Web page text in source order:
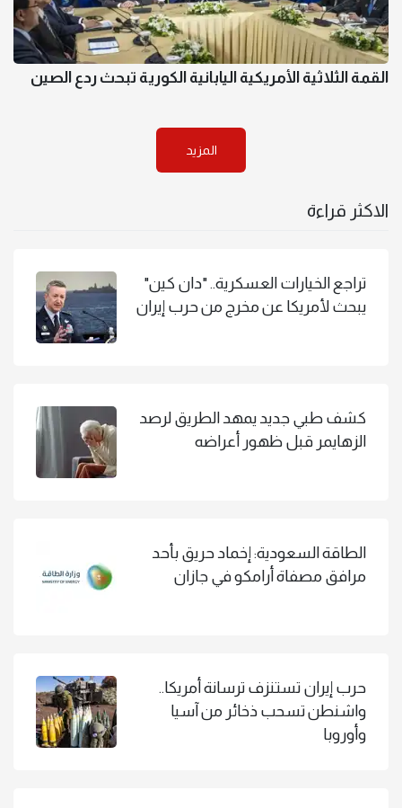
القمة الثلاثية الأمريكية اليابانية الكورية تبحث ردع الصين
المزيد
الاكثر قراءة
تراجع الخيارات العسكرية.. "دان كين"
يبحث لأمريكا عن مخرج من حرب إيران
كشف طبي جديد يمهد الطريق لرصد
الزهايمر قبل ظهور أعراضه
الطاقة السعودية: إخماد حريق بأحد
مرافق مصفاة أرامكو في جازان
حرب إيران تستنزف ترسانة أمريكا..
واشنطن تسحب ذخائر من آسيا
وأوروبا